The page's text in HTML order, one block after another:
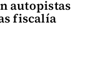
autopistas
fiscalía